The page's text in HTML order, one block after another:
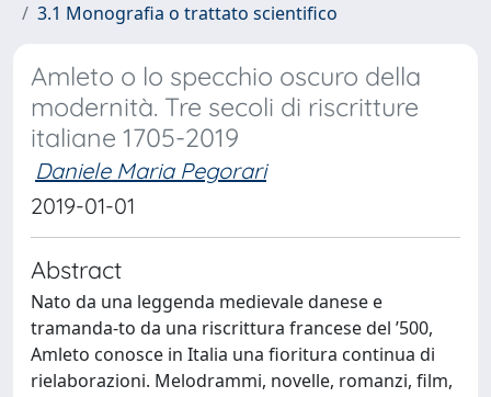
3.1 Monografia o trattato scientifico
Amleto o lo specchio oscuro della
modernità. Tre secoli di riscritture
italiane 1705-2019
Daniele Maria Pegorari
2019-01-01
Abstract
Nato da una leggenda medievale danese e
tramanda-to da una riscrittura francese del ’500,
Amleto conosce in Italia una fioritura continua di
rielaborazioni. Melodrammi, novelle, romanzi, film,